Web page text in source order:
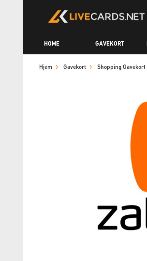
HOME GAVEKORT
Hjem Gavekort Shopping Gavekort